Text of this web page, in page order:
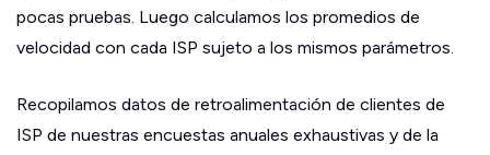
pocas pruebas. Luego calculamos los promedios de
velocidad con cada ISP sujeto a los mismos parámetros.
Recopilamos datos de retroalimentación de clientes de
ISP de nuestras encuestas anuales exhaustivas y de la